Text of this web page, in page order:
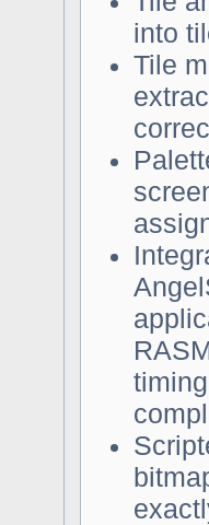
into
Tile